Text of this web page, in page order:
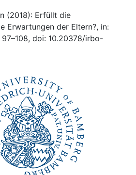
(2018): Erfüllt die
Erwartungen der Eltern?, in:
97–108, doi: 10.20378/irbo-